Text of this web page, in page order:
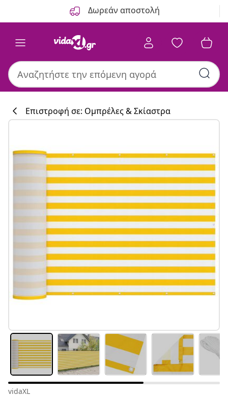
Δωρεάν αποστολή
#sharemevidaxl
Επιστροφή σε: Ομπρέλες & Σκίαστρα
vidaXL